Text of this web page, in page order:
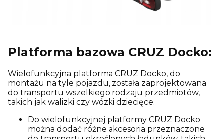
Platforma bazowa CRUZ Docko:
Wielofunkcyjna platforma CRUZ Docko, do
montażu na tyle pojazdu, została zaprojektowana
do transportu wszelkiego rodzaju przedmiotów,
takich jak walizki czy wózki dziecięce.
Do wielofunkcyjnej platformy CRUZ Docko
można dodać różne akcesoria przeznaczone